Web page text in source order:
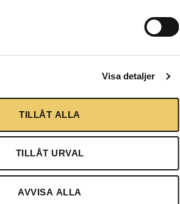
Visa detaljer
TILLÅT ALLA
TILLÅT URVAL
AVVISA ALLA
Silver Gammelsvensk